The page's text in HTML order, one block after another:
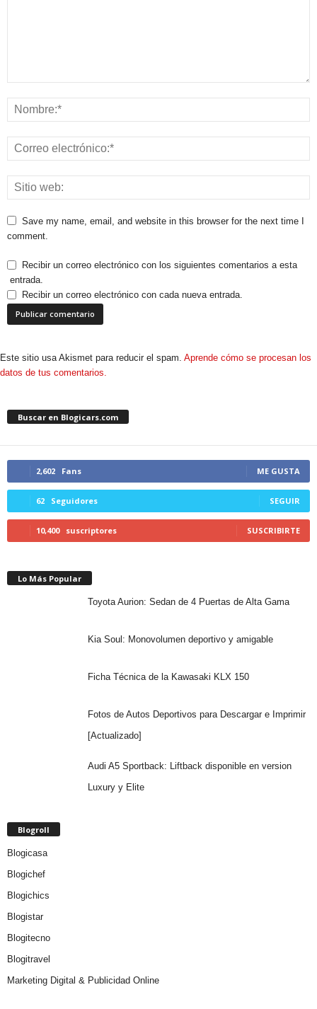
Save my name, email, and website in this browser for the next time I
comment.
Recibir un correo electrónico con los siguientes comentarios a esta
entrada.
Recibir un correo electrónico con cada nueva entrada.
Este sitio usa Akismet para reducir el spam. Aprende cómo se procesan los
datos de tus comentarios.
Buscar en Blogicars.com
2,602 Fans ME GUSTA
62 Seguidores SEGUIR
10,400 suscriptores SUSCRIBIRTE
Lo Más Popular
Toyota Aurion: Sedan de 4 Puertas de Alta Gama
Kia Soul: Monovolumen deportivo y amigable
Ficha Técnica de la Kawasaki KLX 150
Fotos de Autos Deportivos para Descargar e Imprimir
[Actualizado]
Audi A5 Sportback: Liftback disponible en version
Luxury y Elite
Blogroll
Blogicasa
Blogichef
Blogichics
Blogistar
Blogitecno
Blogitravel
Marketing Digital & Publicidad Online